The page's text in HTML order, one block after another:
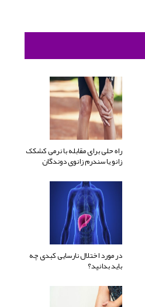
راه حلی برای مقابله با نرمی کشکک
زانو یا سندرم زانوی دوندگان
در مورد اختلال نارسایی کبدی چه
باید بدانید؟